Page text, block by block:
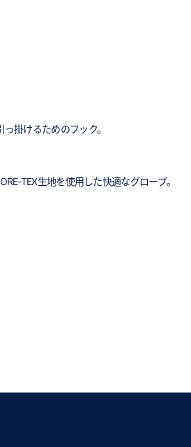
掛けるためのフック。
TEX生地を使用した快適なグローブ。